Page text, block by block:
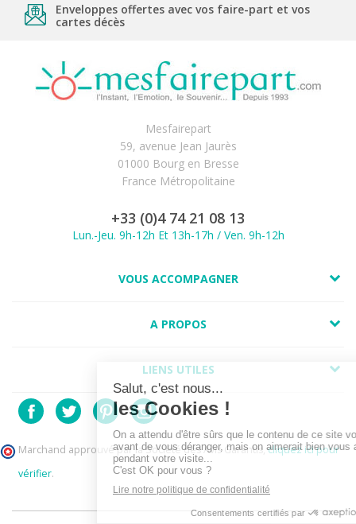
Enveloppes offertes avec vos faire-part et vos
cartes décès
Mesfairepart
59, avenue Jean Jaurès
01000 Bourg en Bresse
France Métropolitaine
+33 (0)4 74 21 08 13
Lun.-Jeu. 9h-12h Et 13h-17h / Ven. 9h-12h
VOUS ACCOMPAGNER
A PROPOS
LIENS UTILES
Marchand approuvé par la Société des Avis Garantis,cliquez ici pour
vérifier.